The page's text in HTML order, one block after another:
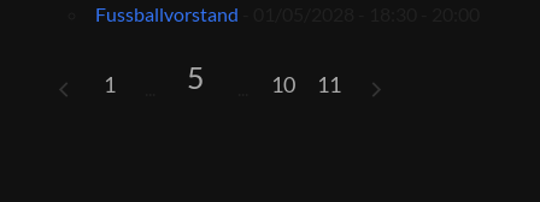
Fussballvorstand
1 5 10 11